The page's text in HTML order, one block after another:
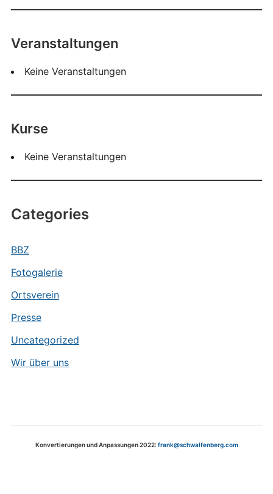
Veranstaltungen
Keine Veranstaltungen
Kurse
Keine Veranstaltungen
Categories
BBZ
Fotogalerie
Ortsverein
Presse
Uncategorized
Wir über uns
Konvertierungen und Anpassungen 2022:frank@schwalfenberg.com